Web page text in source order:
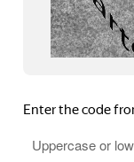
камень
и форме,
дизайна.
характер, а
или
шедевра.